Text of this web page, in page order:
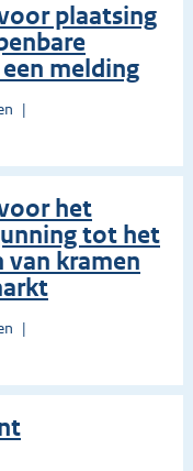
plaatsing
melding
het
tot het
van kramen